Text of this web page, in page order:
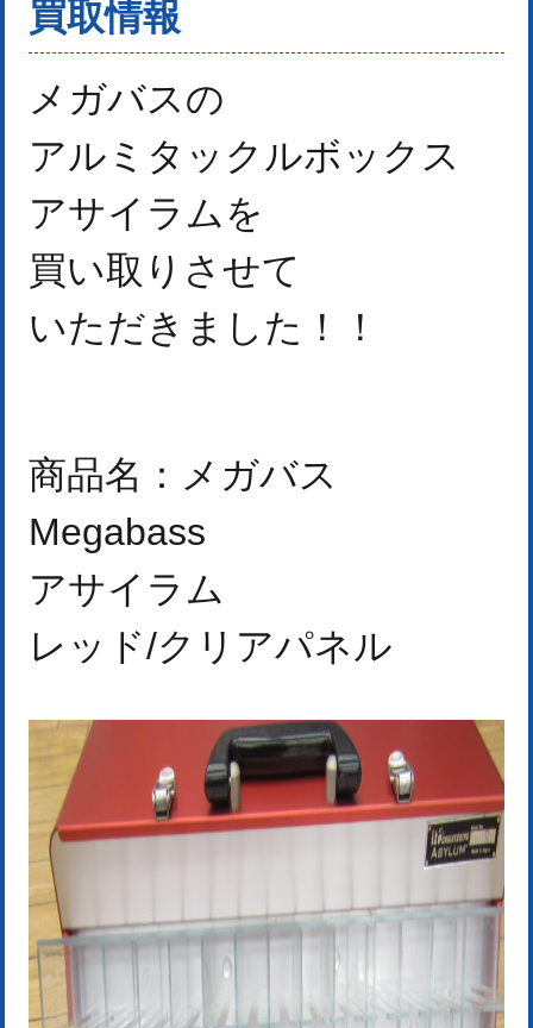
買取情報
メガバスの
アルミタックルボックス
アサイラムを
買い取りさせて
いただきました！
！
商品名：メガバス
Megabass
アサイラム
レッド/クリアパネル